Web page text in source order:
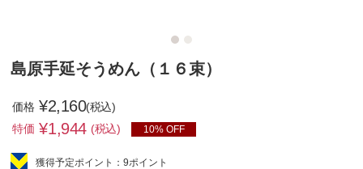
島原手延そうめん（１６束）
価格 ¥2,160(税込)
特価 ¥1,944 (税込) 10% OFF
獲得予定ポイント：9ポイント